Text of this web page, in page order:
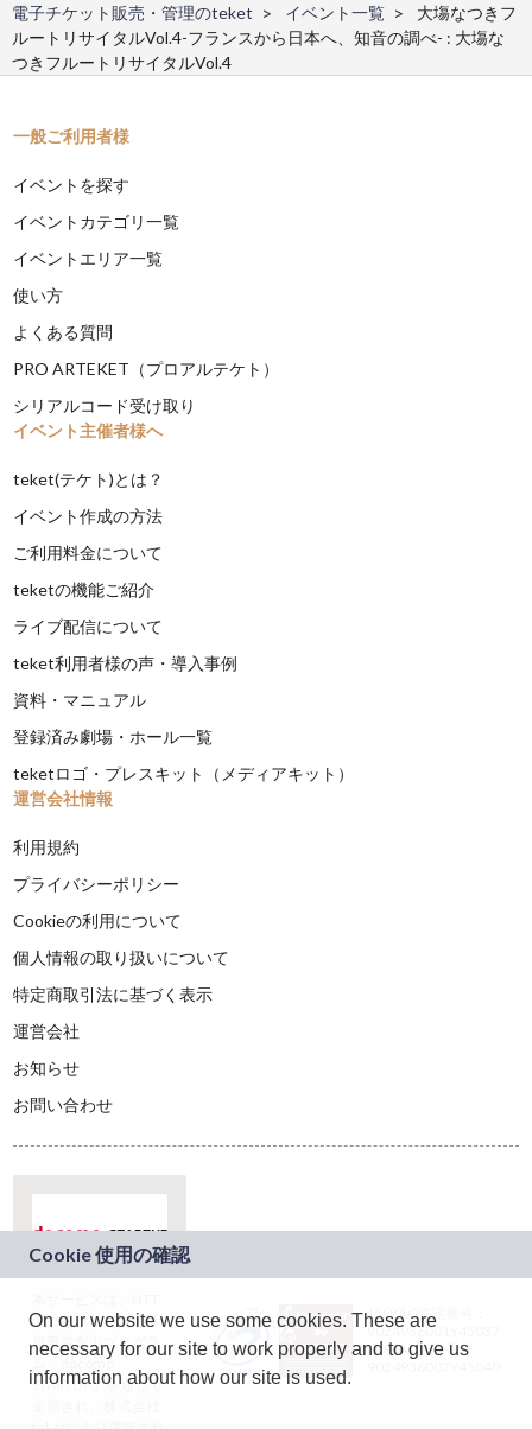
電子チケット販売・管理のteket イベント一覧
大塲なつきフ
ルートリサイタルVol.4-フランスから日本へ、知音の調べ- : 大塲な
つきフルートリサイタルVol.4
一般ご利用者様
イベントを探す
イベントカテゴリ一覧
イベントエリア一覧
使い方
よくある質問
PRO ARTEKET（プロアルテケト）
シリアルコード受け取り
イベント主催者様へ
teket(テケト)とは？
イベント作成の方法
ご利用料金について
teketの機能ご紹介
ライブ配信について
teket利用者様の声・導入事例
資料・マニュアル
登録済み劇場・ホール一覧
teketロゴ・プレスキット（メディアキット）
運営会社情報
利用規約
プライバシーポリシー
Cookieの利用について
個人情報の取り扱いについて
特定商取引法に基づく表示
運営会社
お知らせ
お問い合わせ
ドコモグループの新
規事業創出プログラ
ム「docomo
STARTUP」を通じて
JASRAC許諾番号：
9024936001Y45037
JASRAC許諾番号：
On our website we use some cookies. These are
necessary for our site to work properly and to give us
information about how our site is used.